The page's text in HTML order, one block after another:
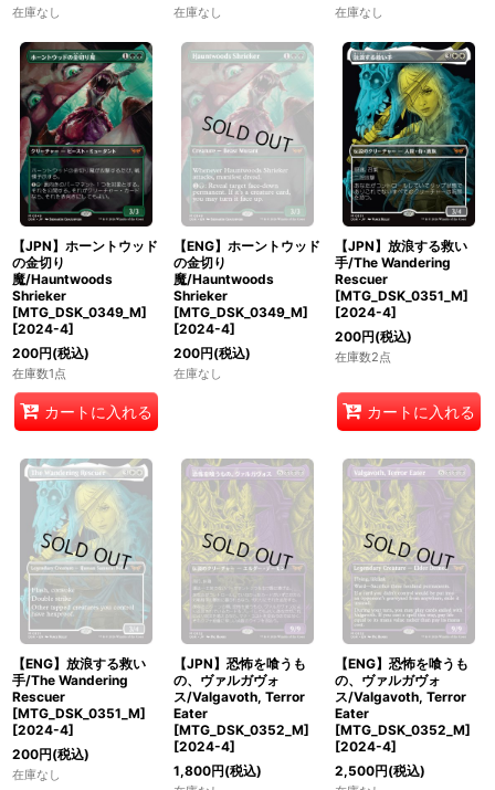
在庫なし 在庫なし 在庫なし
【JPN】ホーントウッド
の金切り
魔/Hauntwoods
Shrieker
[MTG_DSK_0349_M]
[2024-4]
200円(税込)
在庫数1点
カートに入れる
【ENG】ホーントウッド
の金切り
魔/Hauntwoods
Shrieker
[MTG_DSK_0349_M]
[2024-4]
200円(税込)
在庫なし
【JPN】放浪する救い
手/The Wandering
Rescuer
[MTG_DSK_0351_M]
[2024-4]
200円(税込)
在庫数2点
カートに入れる
【ENG】放浪する救い
手/The Wandering
Rescuer
[MTG_DSK_0351_M]
[2024-4]
200円(税込)
在庫なし
【JPN】恐怖を喰うも
の、ヴァルガヴォ
ス/Valgavoth, Terror
Eater
[MTG_DSK_0352_M]
[2024-4]
1,800円(税込)
【ENG】恐怖を喰うも
の、ヴァルガヴォ
ス/Valgavoth, Terror
Eater
[MTG_DSK_0352_M]
[2024-4]
2,500円(税込)